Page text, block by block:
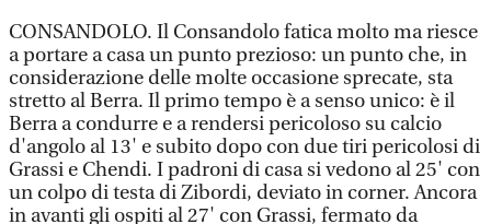
CONSANDOLO. Il Consandolo fatica molto ma riesce
a portare a casa un punto prezioso: un punto che, in
considerazione delle molte occasione sprecate, sta
stretto al Berra. Il primo tempo è a senso unico: è il
Berra a condurre e a rendersi pericoloso su calcio
d'angolo al 13' e subito dopo con due tiri pericolosi di
Grassi e Chendi. I padroni di casa si vedono al 25' con
un colpo di testa di Zibordi, deviato in corner. Ancora
in avanti gli ospiti al 27' con Grassi, fermato da